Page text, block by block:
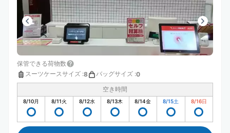
保管できる荷物数
スーツケースサイズ :8 バッグサイズ :0
空き時間
8/10月 8/11火 8/12水 8/13木 8/14金 8/15土 8/16日